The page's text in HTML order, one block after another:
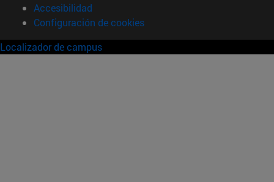
Accesibilidad
Configuración de cookies
Localizador de campus